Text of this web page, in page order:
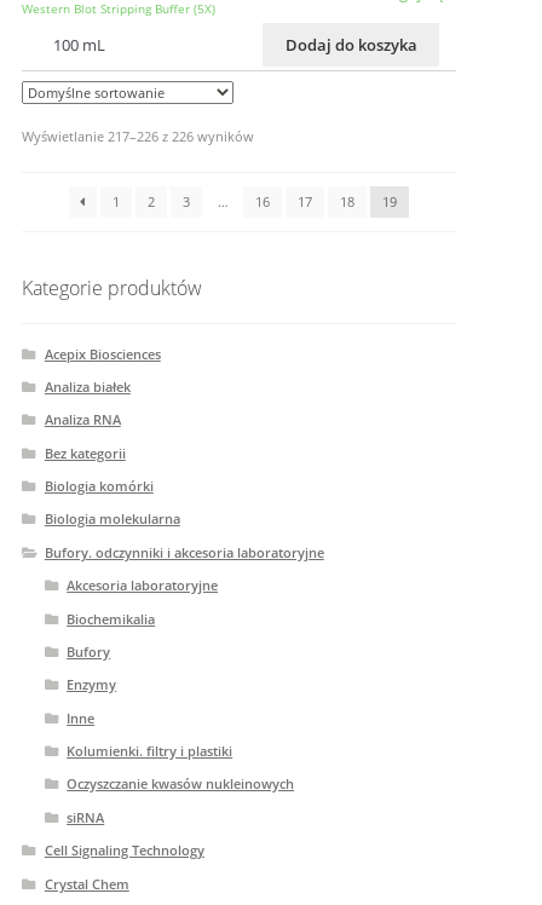
Western Blot Stripping Buffer (5X)
100 mL Dodaj do koszyka
Wyświetlanie 217–226 z 226 wyników
1 2 3 … 16 17 18 19
Kategorie produktów
Acepix Biosciences
Analiza białek
Analiza RNA
Bez kategorii
Biologia komórki
Biologia molekularna
Bufory. odczynniki i akcesoria laboratoryjne
Akcesoria laboratoryjne
Biochemikalia
Bufory
Enzymy
Inne
Kolumienki. filtry i plastiki
Oczyszczanie kwasów nukleinowych
siRNA
Cell Signaling Technology
Crystal Chem